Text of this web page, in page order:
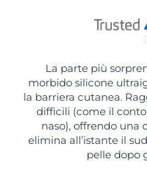
La parte più
morbido silicone
la barriera cutanea.
difficili (come il
naso), offrendo una
elimina all’istante il
pelle dopo